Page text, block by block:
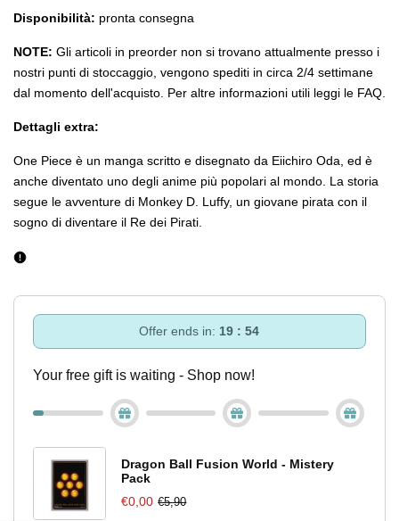
Disponibilità: pronta consegna
NOTE: Gli articoli in preorder non si trovano attualmente presso i
nostri punti di stoccaggio, vengono spediti in circa 2/4 settimane
dal momento dell'acquisto. Per altre informazioni utili leggi le FAQ.
Dettagli extra:
One Piece è un manga scritto e disegnato da Eiichiro Oda, ed è
anche diventato uno degli anime più popolari al mondo. La storia
segue le avventure di Monkey D. Luffy, un giovane pirata con il
sogno di diventare il Re dei Pirati.
Offer ends in: 19 : 53
Your free gift is waiting - Shop now!
Dragon Ball Fusion World - Mistery
Pack
€0,00 €5,90